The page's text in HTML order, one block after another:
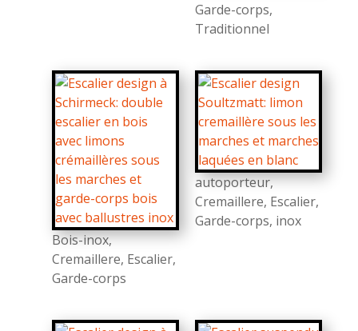
Garde-corps,
Traditionnel
Bois-inox,
Cremaillere, Escalier,
Garde-corps
autoporteur,
Cremaillere, Escalier,
Garde-corps, inox